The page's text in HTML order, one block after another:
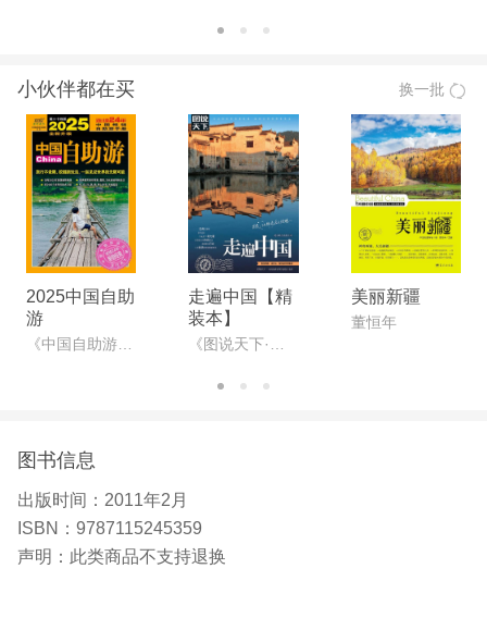
小伙伴都在买 换一批
2025中国自助
游
《中国自助游》编辑部
走遍中国【精
装本】
美丽新疆
董恒年
图书信息
出版时间： 2011年2月
ISBN： 9787115245359
声明： 此类商品不支持退换